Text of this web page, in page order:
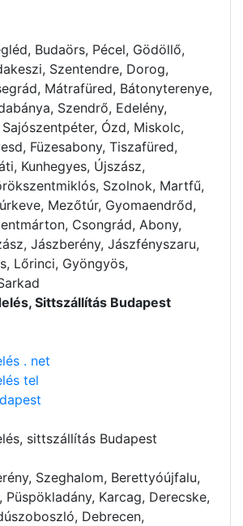
Budaörs, Pécel, Gödöllő,
Szentendre, Dorog,
Mátrafüred, Bátonyterenye,
Szendrő, Edelény,
Ózd, Miskolc,
Füzesabony, Tiszafüred,
Kunhegyes, Újszász,
Szolnok, Martfű,
Mezőtúr, Gyomaendrőd,
Csongrád, Abony,
Jászberény, Jászfényszaru,
Lőrinci, Gyöngyös,
Sittszállítás Budapest
. net
tel
, sittszállítás Budapest
Szeghalom, Berettyóújfalu,
Püspökladány, Karcag, Derecske,
Debrecen,